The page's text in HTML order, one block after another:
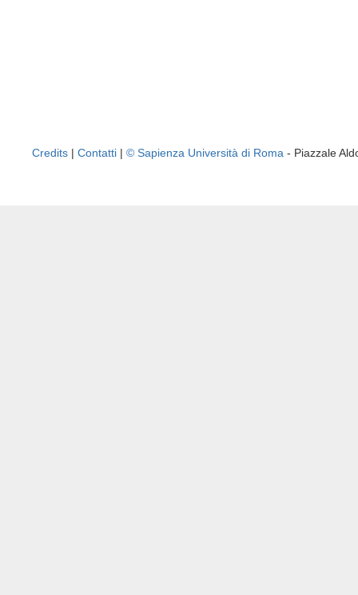
Credits | Contatti | © Sapienza Università di Roma - Piazzale